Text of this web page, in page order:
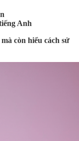
Anh
còn hiểu cách sử